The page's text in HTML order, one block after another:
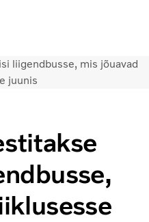
Merchandise
pood
SisselogimineEesti
liigendbusse, mis jõuavad
juunis